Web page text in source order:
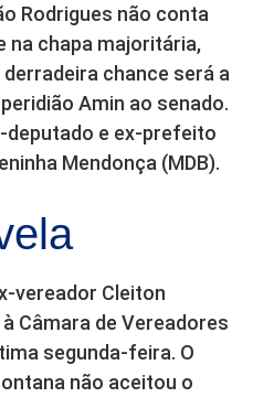
Rodrigues não conta
na chapa majoritária,
chance será a
Amin ao senado.
deputado e ex-prefeito
Mendonça (MDB).
vereador Cleiton
Câmara de Vereadores
segunda-feira. O
não aceitou o